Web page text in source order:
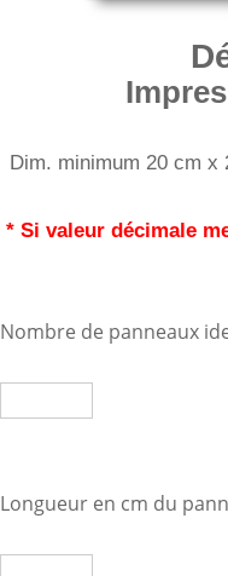
Dim. minimum 20 cm
* Si valeur décimale
Nombre de panneaux
Longueur en cm du